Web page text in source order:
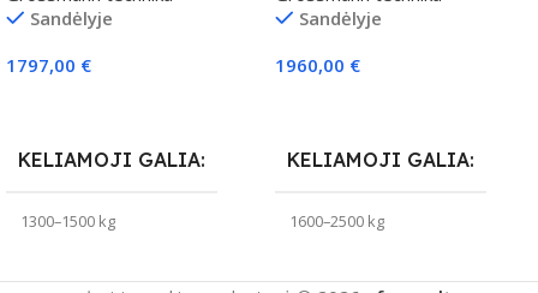
Sandėlyje
1797,00 €
KELIAMOJI GALIA
1300–1500 kg
Sandėlyje
1960,00 €
KELIAMOJI GALIA
1600–2500 kg